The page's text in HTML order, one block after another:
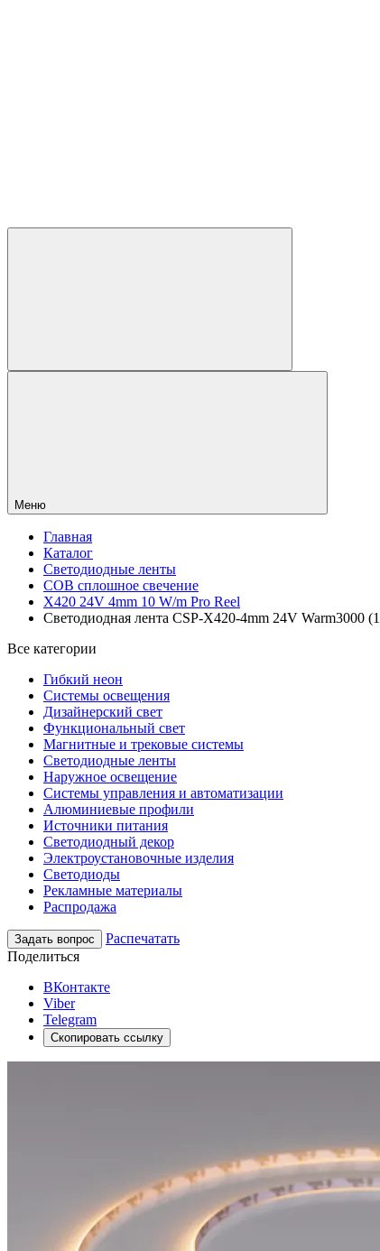
Меню
Главная
Каталог
Светодиодные ленты
COB сплошное свечение
X420 24V 4mm 10 W/m Pro Reel
Светодиодная лента CSP-X420-4mm 24V Warm3000
Все категории
Гибкий неон
Системы освещения
Дизайнерский свет
Функциональный свет
Магнитные и трековые системы
Светодиодные ленты
Наружное освещение
Системы управления и автоматизации
Алюминиевые профили
Источники питания
Светодиодный декор
Электроустановочные изделия
Светодиоды
Рекламные материалы
Распродажа
Задать вопрос
Распечатать
Поделиться
ВКонтакте
Viber
Telegram
Скопировать ссылку